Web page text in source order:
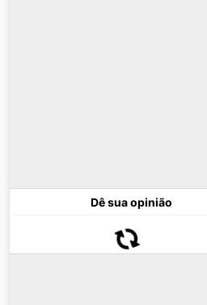
Dê sua opinião